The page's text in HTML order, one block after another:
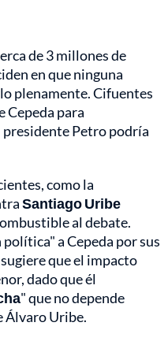
de 3 millones de
en que ninguna
plenamente. Cifuentes
Cepeda para
Petro podría
como la
Santiago Uribe
al debate.
a Cepeda por sus
que el impacto
dado que él
" que no depende
Álvaro Uribe.